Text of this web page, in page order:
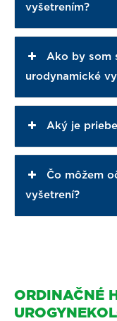
vyšetrením?
Ako by som
urodynamické
Aký je
Čo môžem
vyšetrení?
ORDINAČNÉ